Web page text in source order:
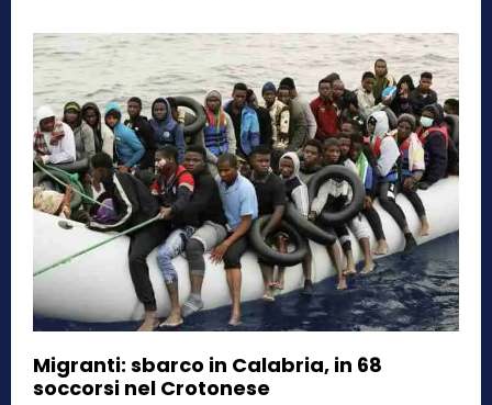
Migranti: sbarco in Calabria, in 68
soccorsi nel Crotonese